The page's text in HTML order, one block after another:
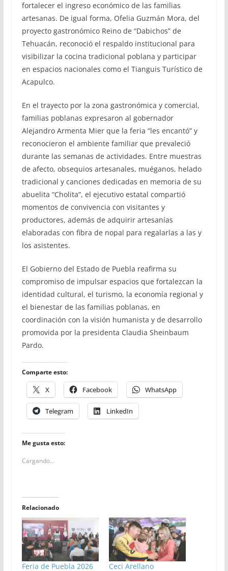
fortalecer el ingreso económico de las familias
artesanas. De igual forma, Ofelia Guzmán Mora, del
proyecto gastronómico Reino de “Dabichos” de
Tehuacán, reconoció el respaldo institucional para
visibilizar la cocina tradicional poblana y participar
en espacios nacionales como el Tianguis Turístico de
Acapulco.
En el trayecto por la zona gastronómica y comercial,
familias poblanas expresaron al gobernador
Alejandro Armenta Mier que la feria “les encantó” y
reconocieron el ambiente familiar que prevaleció
durante las semanas de actividades. Entre muestras
de afecto, obsequios artesanales, muéganos, helado
tradicional y canciones dedicadas en memoria de su
abuelita “Cholita”, el ejecutivo estatal compartió
momentos de convivencia con visitantes y
productores, además de adquirir artesanías
elaboradas con fibra de nopal para regalarlas a las y
los asistentes.
El Gobierno del Estado de Puebla reafirma su
compromiso de impulsar espacios que fortalezcan la
identidad cultural, el turismo, la economía regional y
el bienestar de las familias poblanas, en
coordinación con la visión humanista y de desarrollo
promovida por la presidenta Claudia Sheinbaum
Pardo.
Comparte esto:
X Facebook WhatsApp
Telegram LinkedIn
Me gusta esto:
Cargando...
Relacionado
Feria de Puebla 2026 Ceci Arellano